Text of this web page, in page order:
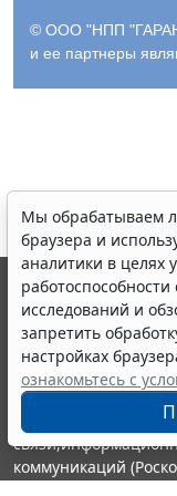
© ООО "НПП
и ее партнеры
Мы обрабатываем
браузера и
аналитики в целях
работоспособности
исследований и
запретить
настройках
ознакомьтесь с
© ООО "НПП
выпускается с
являются
информации ГАРАНТ.
Портал ГАРАНТ.РУ
издания
коммуникаций